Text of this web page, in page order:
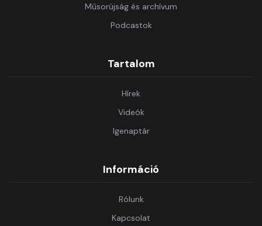
Műsorújság és archívum
Podcastok
Tartalom
Hírek
Videók
Igenaptár
Információ
Rólunk
Kapcsolat